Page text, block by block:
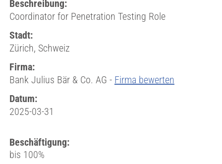
Beschreibung:
Coordinator for Penetration Testing Role
Stadt:
Zürich, Schweiz
Firma:
Bank Julius Bär & Co. AG - Firma bewerten
Datum:
2025-03-31
Beschäftigung:
bis 100%